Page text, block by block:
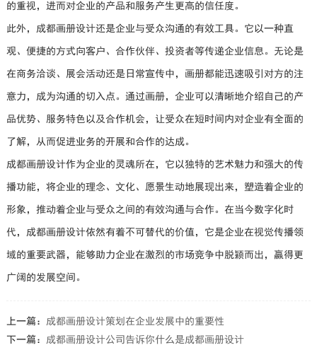
的重视，进而对企业的产品和服务产生更高的信任度。
此外，成都画册设计还是企业与受众沟通的有效工具。它以一种直
观、便捷的方式向客户、合作伙伴、投资者等传递企业信息。无论是
在商务洽谈、展会活动还是日常宣传中，画册都能迅速吸引对方的注
意力，成为沟通的切入点。通过画册，企业可以清晰地介绍自己的产
品优势、服务特色以及合作机会，让受众在短时间内对企业有全面的
了解，从而促进业务的开展和合作的达成。
成都画册设计作为企业的灵魂所在，它以独特的艺术魅力和强大的传
播功能，将企业的理念、文化、愿景生动地展现出来，塑造着企业的
形象，推动着企业与受众之间的有效沟通与合作。在当今数字化时
代，成都画册设计依然有着不可替代的价值，它是企业在视觉传播领
域的重要武器，能够助力企业在激烈的市场竞争中脱颖而出，赢得更
广阔的发展空间。
上一篇： 成都画册设计策划在企业发展中的重要性
下一篇： 成都画册设计公司告诉你什么是成都画册设计